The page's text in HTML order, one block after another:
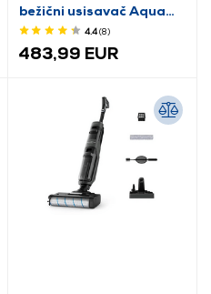
bežični usisavač Aqua
Plus
4.4(8)
483,99 EUR